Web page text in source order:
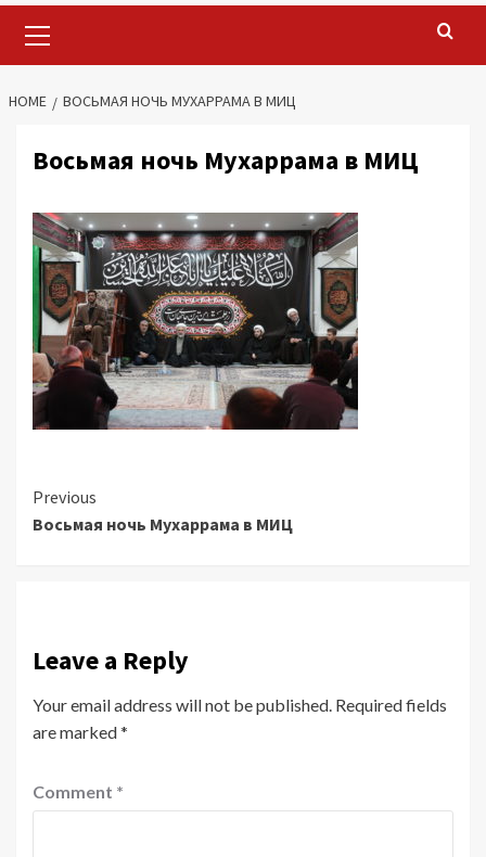
Menu
HOME ВОСЬМАЯ НОЧЬ МУХАРРАМА В МИЦ
Восьмая ночь Мухаррама в МИЦ
Continue
Reading
Previous
Восьмая ночь Мухаррама в МИЦ
Leave a Reply
Your email address will not be published. Required fields
are marked*
Comment *